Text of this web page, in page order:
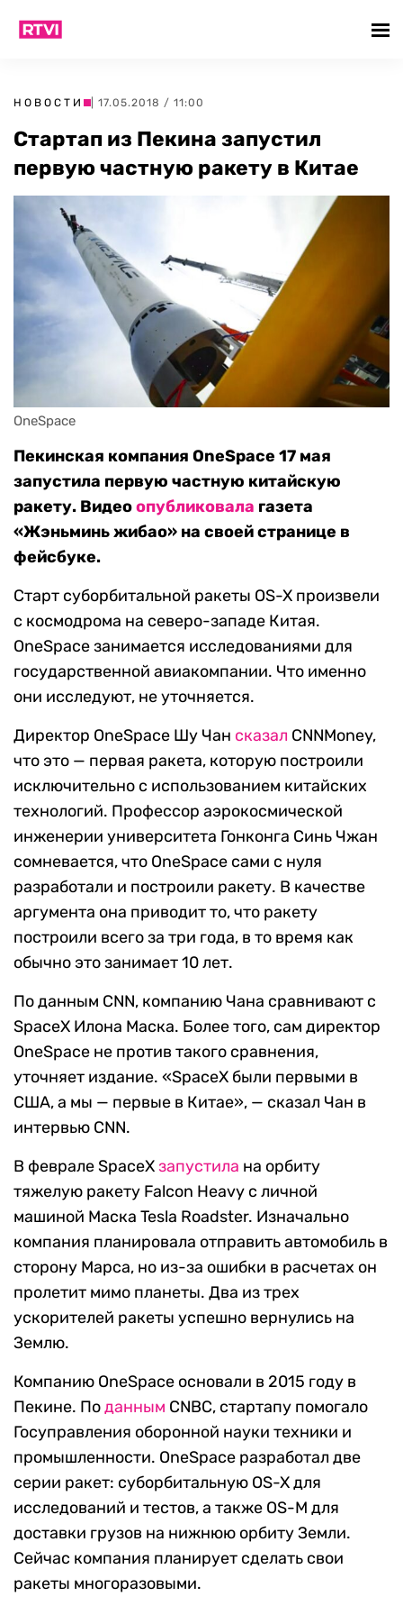
НОВОСТИ | 17.05.2018 / 11:00
Стартап из Пекина запустил
первую частную ракету в Китае
OneSpace
Пекинская компания OneSpace 17 мая
запустила первую частную китайскую
ракету. Видеоопубликовала газета
«Жэньминь жибао» на своей странице в
фейсбуке.
Старт суборбитальной ракеты OS-X произвели
с космодрома на северо-западе Китая.
OneSpace занимается исследованиями для
государственной авиакомпании. Что именно
они исследуют, не уточняется.
Директор OneSpace Шу Чан сказал CNNMoney,
что это — первая ракета, которую построили
исключительно с использованием китайских
технологий. Профессор аэрокосмической
инженерии университета Гонконга Синь Чжан
сомневается, что OneSpace сами с нуля
разработали и построили ракету. В качестве
аргумента она приводит то, что ракету
построили всего за три года, в то время как
обычно это занимает 10 лет.
По данным CNN, компанию Чана сравнивают с
SpaceX Илона Маска. Более того, сам директор
OneSpace не против такого сравнения,
уточняет издание. «SpaceX были первыми в
США, а мы — первые в Китае», — сказал Чан в
интервью CNN.
В феврале SpaceXзапустила на орбиту
тяжелую ракету Falcon Heavy с личной
машиной Маска Tesla Roadster. Изначально
компания планировала отправить автомобиль в
сторону Марса, но из-за ошибки в расчетах он
пролетит мимо планеты. Два из трех
ускорителей ракеты успешно вернулись на
Землю.
Компанию OneSpace основали в 2015 году в
Пекине. Поданным CNBC, стартапу помогало
Госуправления оборонной науки техники и
промышленности. OneSpace разработал две
серии ракет: суборбитальную OS-X для
исследований и тестов, а также OS-M для
доставки грузов на нижнюю орбиту Земли.
Сейчас компания планирует сделать свои
ракеты многоразовыми.